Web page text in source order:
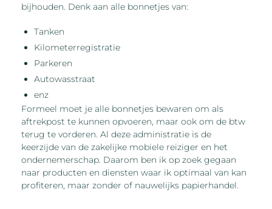
bijhouden. Denk aan alle bonnetjes van:
Tanken
Kilometerregistratie
Parkeren
Autowasstraat
enz
Formeel moet je alle bonnetjes bewaren om als
aftrekpost te kunnen opvoeren, maar ook om de btw
terug te vorderen. Al deze administratie is de
keerzijde van de zakelijke mobiele reiziger en het
ondernemerschap. Daarom ben ik op zoek gegaan
naar producten en diensten waar ik optimaal van kan
profiteren, maar zonder of nauwelijks papierhandel.